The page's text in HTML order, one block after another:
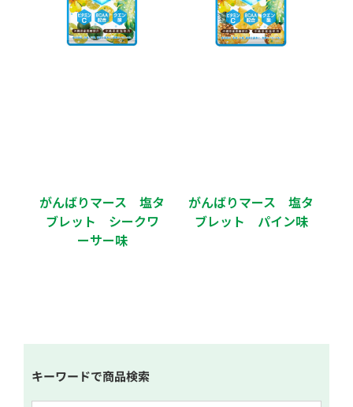
がんばりマース 塩タ
ブレット シークワ
ーサー味
がんばりマース 塩タ
ブレット パイン味
キーワードで商品検索